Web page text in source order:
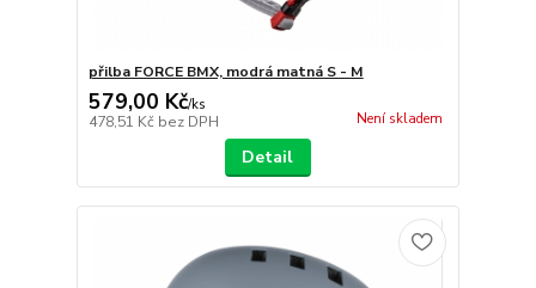
přilba FORCE BMX, modrá matná S - M
579,00 Kč/ks
478,51 Kč bez DPH Není skladem
Detail